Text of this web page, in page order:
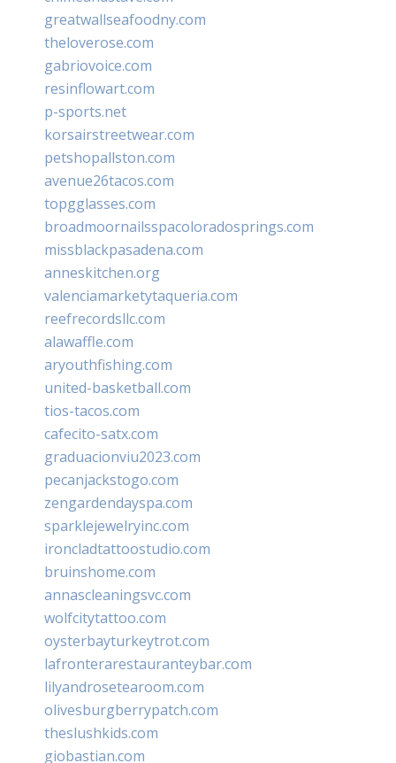
greatwallseafoodny.com
theloverose.com
gabriovoice.com
resinflowart.com
p-sports.net
korsairstreetwear.com
petshopallston.com
avenue26tacos.com
topgglasses.com
broadmoornailsspacoloradosprings.com
missblackpasadena.com
anneskitchen.org
valenciamarketytaqueria.com
reefrecordsllc.com
alawaffle.com
aryouthfishing.com
united-basketball.com
tios-tacos.com
cafecito-satx.com
graduacionviu2023.com
pecanjackstogo.com
zengardendayspa.com
sparklejewelryinc.com
ironcladtattoostudio.com
bruinshome.com
annascleaningsvc.com
wolfcitytattoo.com
oysterbayturkeytrot.com
lafronterarestauranteybar.com
lilyandrosetearoom.com
olivesburgberrypatch.com
theslushkids.com
giobastian.com